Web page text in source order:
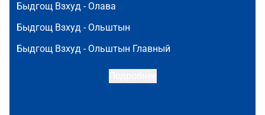
Быдгощ Взхуд - Олава
Быдгощ Взхуд - Ольштын
Быдгощ Взхуд - Ольштын Главный